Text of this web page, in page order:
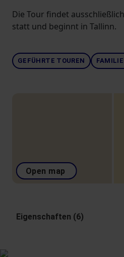
Die Tour findet
statt und beginnt in Tallinn.
GEFÜHRTE TOUREN
Open map
Eigenschaften (6)